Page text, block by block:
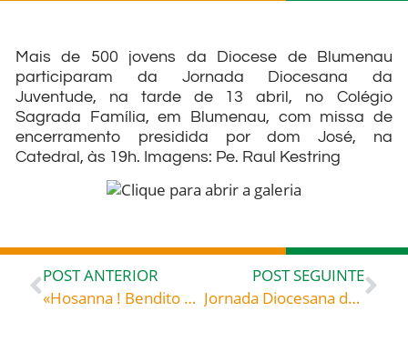
Mais de 500 jovens da Diocese de Blumenau
participaram da Jornada Diocesana da
Juventude, na tarde de 13 abril, no Colégio
Sagrada Família, em Blumenau, com missa de
encerramento presidida por dom José, na
Catedral, às 19h. Imagens: Pe. Raul Kestring
POST ANTERIOR
«Hosanna ! Bendito o que vem em nome do Senhor! Bendito o Reino que vem!» (Mc 11,9-10) – Papa Francisco
POST SEGUINTE
Jornada Diocesana da Juventude – Missa de encerramento na Catedral – Álbum 2